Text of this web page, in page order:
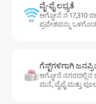
ವೈ-ಫೈ ಲಭ್ಯತೆ
ಆಗ್ನೋನೆ ನ 17,310
ಪ್ರವೇಶವನ್ನು
ಗೆಸ್ಟ್‌ಗಳಿಗಾಗಿ
ಆಗ್ನೋನೆ ನಗರದಲ್ಲಿನ
ಮನೆ, ವೈಫೈ ಮತ್ತು ಪೂಲ್